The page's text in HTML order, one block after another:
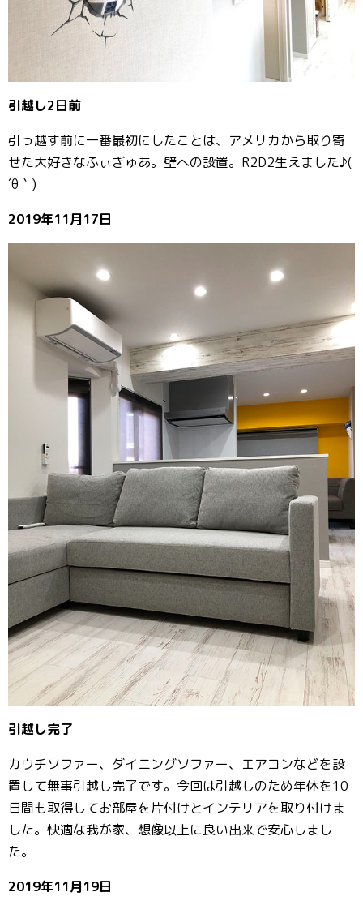
引越し2日前
引っ越す前に一番最初にしたことは、アメリカから取り寄
せた大好きなふぃぎゅあ。壁への設置。R2D2生えました♪(
´θ｀)
2019年11月17日
引越し完了
カウチソファー、ダイニングソファー、エアコンなどを設
置して無事引越し完了です。今回は引越しのため年休を10
日間も取得してお部屋を片付けとインテリアを取り付けま
した。快適な我が家、想像以上に良い出来で安心しまし
た。
2019年11月19日